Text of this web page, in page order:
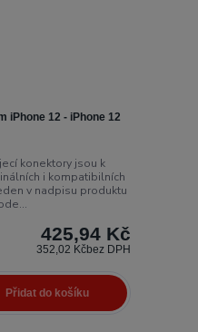
iPhone 12 - iPhone 12
konektory jsou k
i kompatibilních
v nadpisu produktu
425,94 Kč
352,02 Kčbez DPH
Přidat do košíku